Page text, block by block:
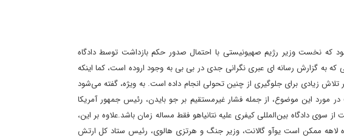
که نخست وزیر رژیم صهیونیستی با احتمال صدور حکم بازداشت توسط دادگاه
که به گزارش رسانه ای عبری نگرانی جدی در بی بی به وجود اروده است، کما اینکه
تلاش زیادی برای جلوگیری از چنین تحولی انجام داده است. به ویژه، گفته می‌شود
مورد این موضوع، از جمله فشار غیرمستقیم بر جو بایدن، رئیس جمهور آمریکا
دادگاه بین‌المللی کیفری علیه نتانیاهو فقط مساله زمان باشد.علاوه بر این،
لاهه ممکن است یوآو گالانت، وزیر جنگ و هرتزی هالوی، رئیس ستاد کل ارتش